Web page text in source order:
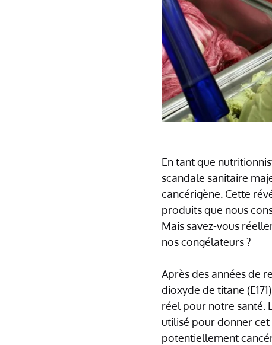
En tant que
scandale sanitaire
cancérigène. Cette
produits que nous
Mais savez-vous
nos congélateurs ?
Après des années de
dioxyde de titane
réel pour notre santé.
utilisé pour donner cet
potentiellement